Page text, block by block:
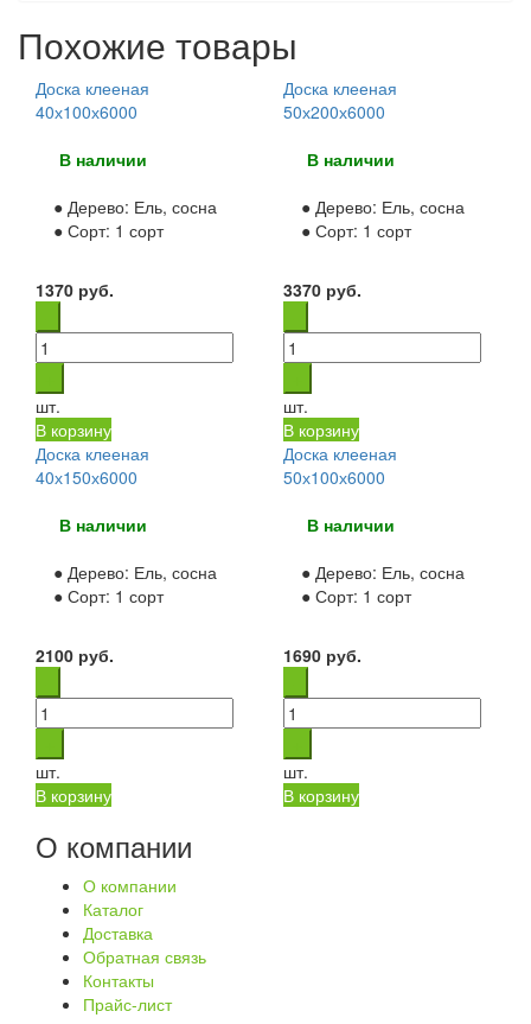
Похожие товары
Доска клееная
40х100х6000
В наличии
● Дерево: Ель, сосна
● Сорт: 1 сорт
1370 руб.
шт.
В корзину
Доска клееная
50х200х6000
В наличии
● Дерево: Ель, сосна
● Сорт: 1 сорт
3370 руб.
шт.
В корзину
Доска клееная
40х150х6000
В наличии
● Дерево: Ель, сосна
● Сорт: 1 сорт
2100 руб.
шт.
В корзину
Доска клееная
50х100х6000
В наличии
● Дерево: Ель, сосна
● Сорт: 1 сорт
1690 руб.
шт.
В корзину
О компании
О компании
Каталог
Доставка
Обратная связь
Контакты
Прайс-лист